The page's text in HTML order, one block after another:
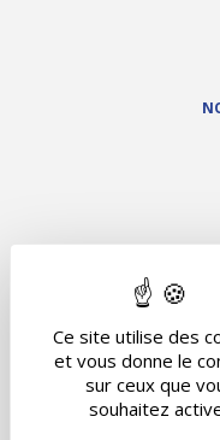
Ce site utilise des
et vous donne le
sur ceux que
souhaitez